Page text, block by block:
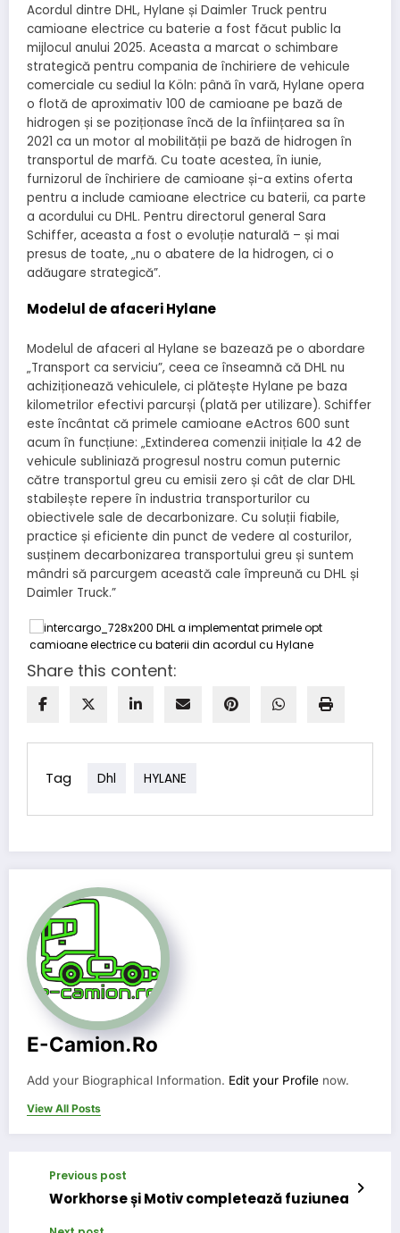
Acordul dintre DHL, Hylane și Daimler Truck pentru
camioane electrice cu baterie a fost făcut public la
mijlocul anului 2025. Aceasta a marcat o schimbare
strategică pentru compania de închiriere de vehicule
comerciale cu sediul la Köln: până în vară, Hylane opera
o flotă de aproximativ 100 de camioane pe bază de
hidrogen și se poziționase încă de la înființarea sa în
2021 ca un motor al mobilității pe bază de hidrogen în
transportul de marfă. Cu toate acestea, în iunie,
furnizorul de închiriere de camioane și-a extins oferta
pentru a include camioane electrice cu baterii, ca parte
a acordului cu DHL. Pentru directorul general Sara
Schiffer, aceasta a fost o evoluție naturală – și mai
presus de toate, „nu o abatere de la hidrogen, ci o
adăugare strategică”.
Modelul de afaceri Hylane
Modelul de afaceri al Hylane se bazează pe o abordare
„Transport ca serviciu”, ceea ce înseamnă că DHL nu
achiziționează vehiculele, ci plătește Hylane pe baza
kilometrilor efectivi parcurși (plată per utilizare). Schiffer
este încântat că primele camioane eActros 600 sunt
acum în funcțiune: „Extinderea comenzii inițiale la 42 de
vehicule subliniază progresul nostru comun puternic
către transportul greu cu emisii zero și cât de clar DHL
stabilește repere în industria transporturilor cu
obiectivele sale de decarbonizare. Cu soluții fiabile,
practice și eficiente din punct de vedere al costurilor,
susținem decarbonizarea transportului greu și suntem
mândri să parcurgem această cale împreună cu DHL și
Daimler Truck.”
Share this content:
Tag Dhl HYLANE
E-Camion.ro
Add your Biographical Information. Edit your Profile now.
View All Posts
Previous post
Workhorse și Motiv completează fuziunea